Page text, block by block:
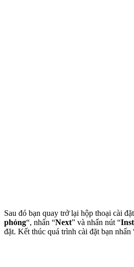
Sau đó bạn quay trở lại hộp thoại cài
phỏng“, nhấn “Next” và nhấn nút “
đặt. Kết thúc quá trình cài đặt bạn nhấn